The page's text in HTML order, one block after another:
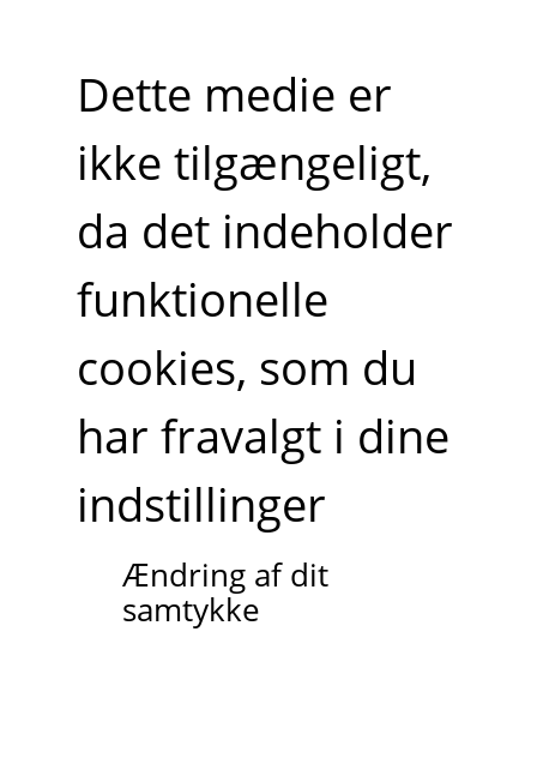
Dette medie er
ikke tilgængeligt,
da det indeholder
funktionelle
cookies, som du
har fravalgt i dine
indstillinger
Ændring af dit
samtykke